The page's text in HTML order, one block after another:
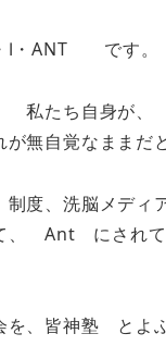
・ANT です。
私たち自身が
無自覚なままだと
度、洗脳メディ
、 Ant にされて
を、皆神塾 とよ